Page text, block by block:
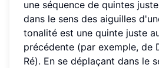
une séquence de quintes
dans le sens des aiguilles
tonalité est une quinte juste
précédente (par exemple, de
Ré). En se déplaçant dans le